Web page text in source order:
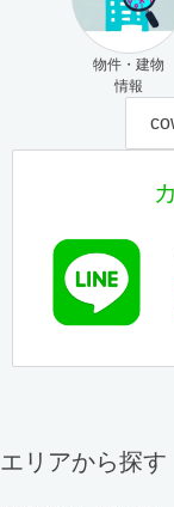
物件・建物
情報
エリアから探す